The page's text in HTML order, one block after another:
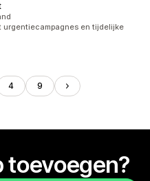
urgentiecampagnes en tijdelijke
4 9
toevoegen?